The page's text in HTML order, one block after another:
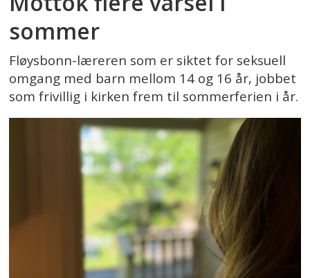
sommer
Fløysbonn-læreren som er siktet for seksuell
omgang med barn mellom 14 og 16 år, jobbet
som frivillig i kirken frem til sommerferien i år.